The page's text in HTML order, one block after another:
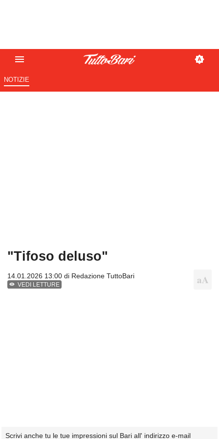
NOTIZIE
"Tifoso deluso"
14.01.2026 13:00 di Redazione TuttoBari
VEDI LETTURE
Scrivi anche tu le tue impressioni sul Bari all' indirizzo e-mail